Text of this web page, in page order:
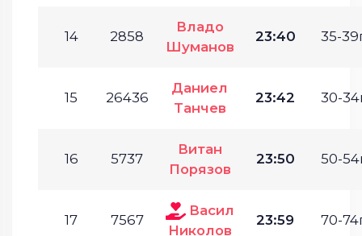
14 2858
Владо
Шуманов
23:40 35-
15 26436
Даниел
Танчев
23:42 30-
16 5737
Витан
Порязов
23:50 50-
17 7567
Васил
Николов
23:59 70-